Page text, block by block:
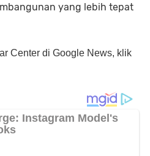
yang lebih tepat
Center di Google News, klik